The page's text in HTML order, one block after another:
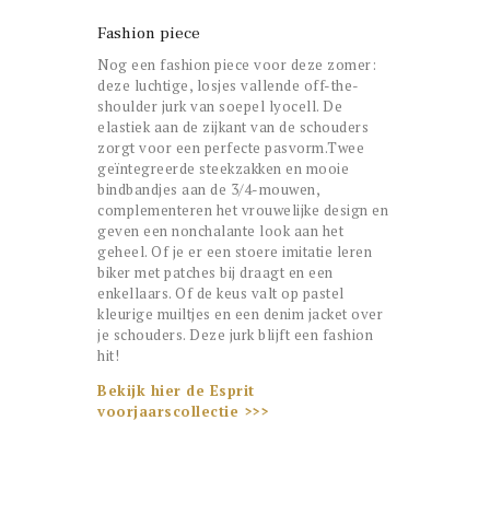
Fashion piece
Nog een fashion piece voor deze zomer:
deze luchtige, losjes vallende off-the-
shoulder jurk van soepel lyocell. De
elastiek aan de zijkant van de schouders
zorgt voor een perfecte pasvorm.Twee
geïntegreerde steekzakken en mooie
bindbandjes aan de 3/4-mouwen,
complementeren het vrouwelijke design en
geven een nonchalante look aan het
geheel. Of je er een stoere imitatie leren
biker met patches bij draagt en een
enkellaars. Of de keus valt op pastel
kleurige muiltjes en een denim jacket over
je schouders. Deze jurk blijft een fashion
hit!
Bekijk hier de Esprit
voorjaarscollectie >>>